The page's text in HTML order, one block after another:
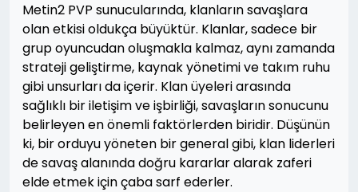
Metin2 PVP sunucularında, klanların savaşlara
olan etkisi oldukça büyüktür. Klanlar, sadece bir
grup oyuncudan oluşmakla kalmaz, aynı zamanda
strateji geliştirme, kaynak yönetimi ve takım ruhu
gibi unsurları da içerir. Klan üyeleri arasında
sağlıklı bir iletişim ve işbirliği, savaşların sonucunu
belirleyen en önemli faktörlerden biridir. Düşünün
ki, bir orduyu yöneten bir general gibi, klan liderleri
de savaş alanında doğru kararlar alarak zaferi
elde etmek için çaba sarf ederler.